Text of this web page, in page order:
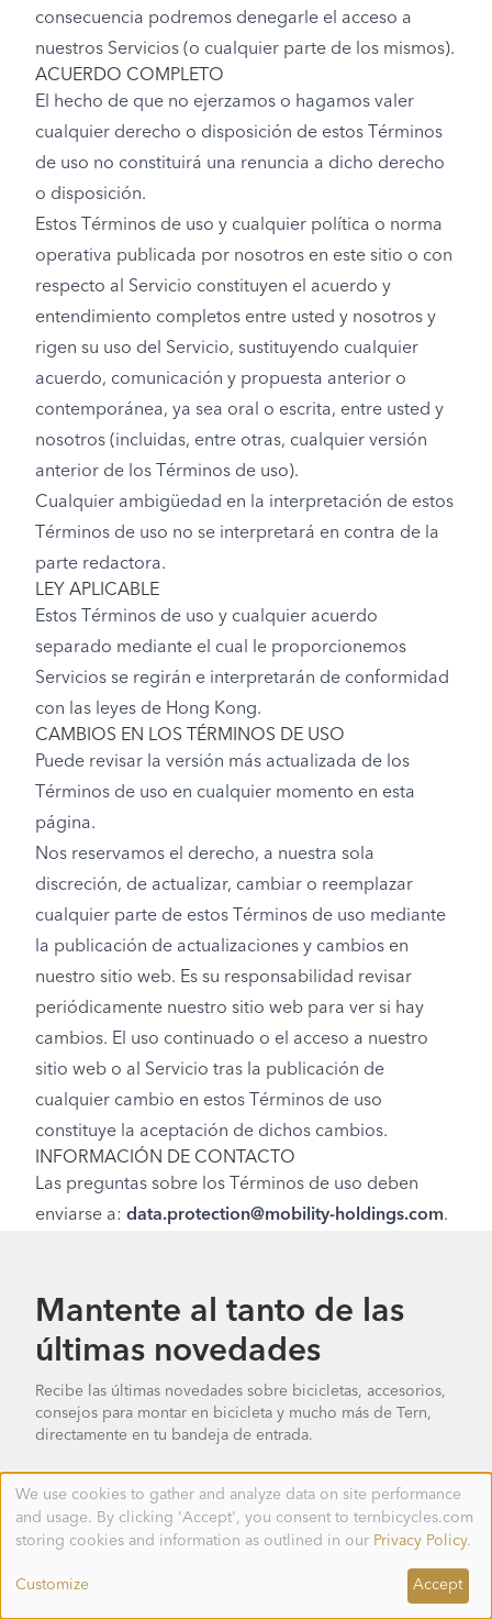
consecuencia podremos denegarle el acceso a
nuestros Servicios (o cualquier parte de los mismos).
ACUERDO COMPLETO
El hecho de que no ejerzamos o hagamos valer
cualquier derecho o disposición de estos Términos
de uso no constituirá una renuncia a dicho derecho
o disposición.
Estos Términos de uso y cualquier política o norma
operativa publicada por nosotros en este sitio o con
respecto al Servicio constituyen el acuerdo y
entendimiento completos entre usted y nosotros y
rigen su uso del Servicio, sustituyendo cualquier
acuerdo, comunicación y propuesta anterior o
contemporánea, ya sea oral o escrita, entre usted y
nosotros (incluidas, entre otras, cualquier versión
anterior de los Términos de uso).
Cualquier ambigüedad en la interpretación de estos
Términos de uso no se interpretará en contra de la
parte redactora.
LEY APLICABLE
Estos Términos de uso y cualquier acuerdo
separado mediante el cual le proporcionemos
Servicios se regirán e interpretarán de conformidad
con las leyes de Hong Kong.
CAMBIOS EN LOS TÉRMINOS DE USO
Puede revisar la versión más actualizada de los
Términos de uso en cualquier momento en esta
página.
Nos reservamos el derecho, a nuestra sola
discreción, de actualizar, cambiar o reemplazar
cualquier parte de estos Términos de uso mediante
la publicación de actualizaciones y cambios en
nuestro sitio web. Es su responsabilidad revisar
periódicamente nuestro sitio web para ver si hay
cambios. El uso continuado o el acceso a nuestro
sitio web o al Servicio tras la publicación de
cualquier cambio en estos Términos de uso
constituye la aceptación de dichos cambios.
INFORMACIÓN DE CONTACTO
Las preguntas sobre los Términos de uso deben
enviarse a: data.protection@mobility-holdings.com.
Mantente al tanto de las
últimas novedades
Recibe las últimas novedades sobre bicicletas, accesorios,
consejos para montar en bicicleta y mucho más de Tern,
directamente en tu bandeja de entrada.
Use
of
personal
and
We use cookies to gather and analyze data on site performance
and usage. By clicking 'Accept', you consent to ternbicycles.com
storing cookies and information as outlined in our Privacy Policy.
Customize Accept